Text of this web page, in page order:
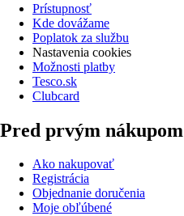
Prístupnosť
Kde dovážame
Poplatok za službu
Nastavenia cookies
Možnosti platby
Tesco.sk
Clubcard
Pred prvým nákupom
Ako nakupovať
Registrácia
Objednanie doručenia
Moje obľúbené